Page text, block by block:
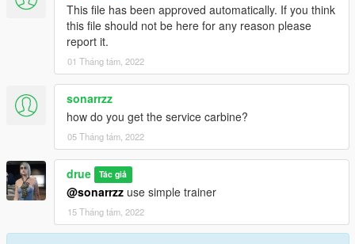
This file has been approved automatically. If you think
this file should not be here for any reason please
report it.
01 Tháng tám, 2022
sonarrzz
how do you get the service carbine?
05 Tháng tám, 2022
drue Tác giả
@sonarrzz use simple trainer
15 Tháng tám, 2022